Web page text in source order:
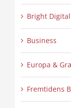
Bright
Business
Europa &
Fremtidens